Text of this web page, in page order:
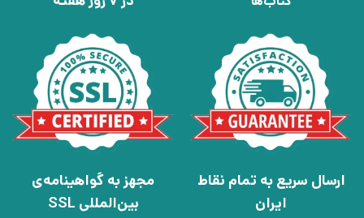
ارسال سریع به تمام نقاط
ایران
مجهز به گواهینامه‌ی
بین‌المللی SSL